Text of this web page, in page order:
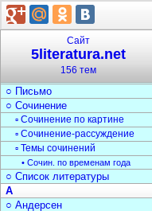
Сайт
5literatura.net
156 тем
▫ Мифы и легенды
○ Средства выразительн.
○ Документы
▫ Оформление документов
○ Реферат
○ Письмо
○ Сочинение
▫ Сочинение по картине
▫ Сочинение-рассуждение
▫ Темы сочинений
• Сочин. по временам года
○ Список литературы
А
○ Андерсен